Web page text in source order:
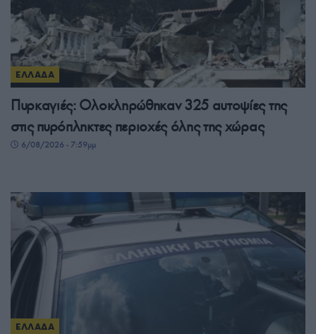
ΕΛΛΑΔΑ
Πυρκαγιές: Ολοκληρώθηκαν 325 αυτοψίες της
στις πυρόπληκτες περιοχές όλης της χώρας
6/08/2026 - 7:59μμ
ΕΛΛΑΔΑ